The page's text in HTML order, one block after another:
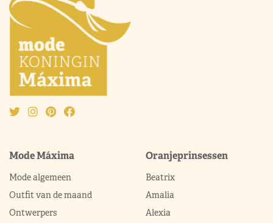
Mode Máxima
Mode algemeen
Outfit van de maand
Ontwerpers
Oranjeprinsessen
Beatrix
Amalia
Alexia